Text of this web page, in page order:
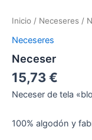
Inicio / Neceseres /
Neceseres
Neceser
15,73€
Neceser de tela
100% algodón y